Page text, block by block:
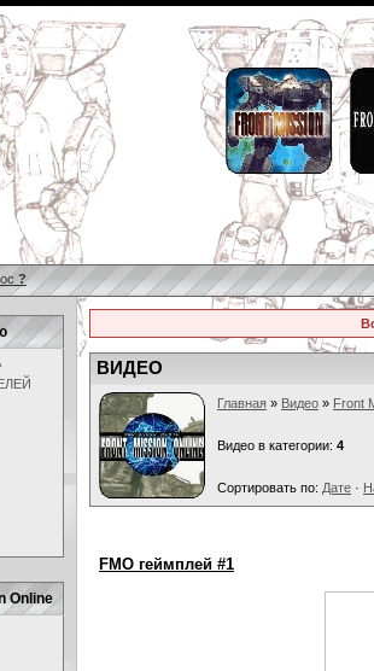
?
Online
ВИДЕО
Главная » Видео » Front
Видео в категории: 4
Сортировать по: Дате ·
FMO геймплей #1